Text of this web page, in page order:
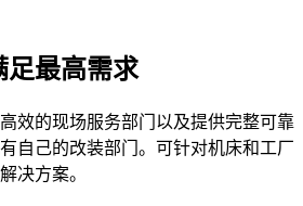
足最高需求
效的现场服务部门以及提供完整可靠
自己的改装部门。可针对机床和工厂
决方案。